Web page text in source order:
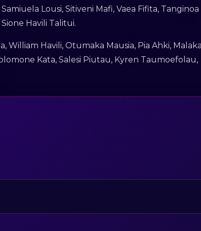
Lousi, Sitiveni Mafi, Vaea Fifita, Tanginoa
Havili Talitui.
Havili, Otumaka Mausia, Pia Ahki,
Kata, Salesi Piutau, Kyren Taumoefolau,